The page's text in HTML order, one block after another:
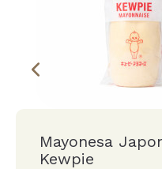
Mayonesa
Kewpie